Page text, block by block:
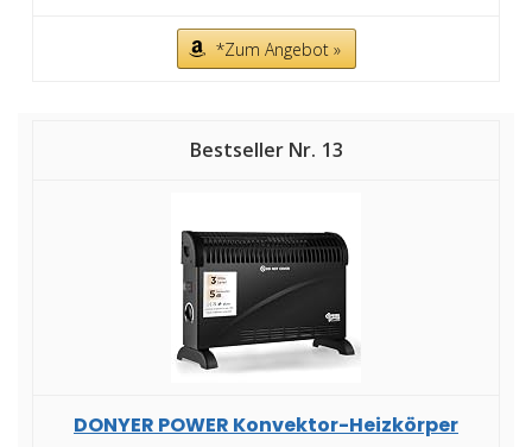
*Zum Angebot »
13
DONYER POWER Konvektor-Heizkörper